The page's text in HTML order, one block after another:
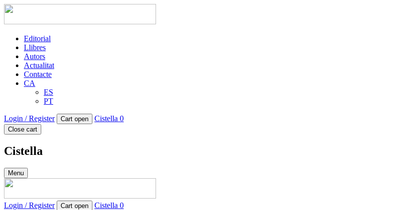
Editorial
Llibres
Autors
Actualitat
Contacte
CA
ES
PT
Login / Register Cart open Cistella 0
Close cart
Cistella
Menu
Login / Register Cart open Cistella 0